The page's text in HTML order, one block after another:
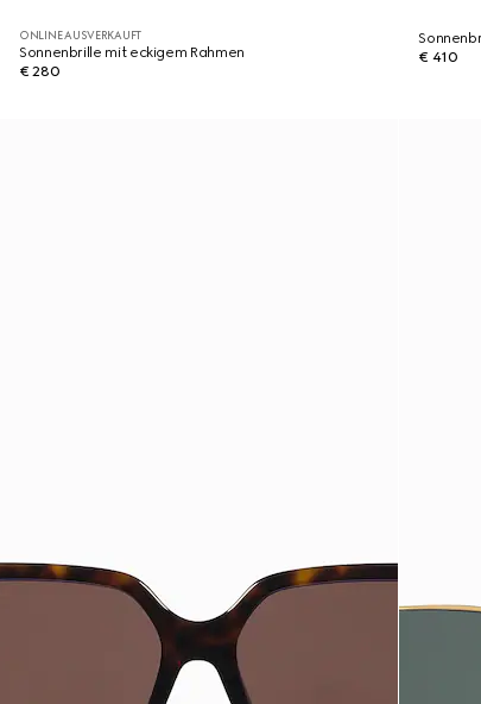
ONLINE AUSVERKAUFT
Sonnenbrille mit eckigem Rahmen
€ 280
€ 410